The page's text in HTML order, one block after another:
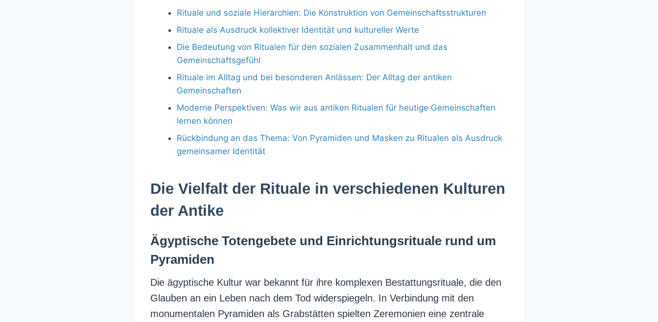
Rituale und soziale Hierarchien: Die Konstruktion von Gemeinschaftsstrukturen
Rituale als Ausdruck kollektiver Identität und kultureller Werte
Die Bedeutung von Ritualen für den sozialen Zusammenhalt und das
Gemeinschaftsgefühl
Rituale im Alltag und bei besonderen Anlässen: Der Alltag der antiken
Gemeinschaften
Moderne Perspektiven: Was wir aus antiken Ritualen für heutige Gemeinschaften
lernen können
Rückbindung an das Thema: Von Pyramiden und Masken zu Ritualen als Ausdruck
gemeinsamer Identität
Die Vielfalt der Rituale in verschiedenen Kulturen
der Antike
Ägyptische Totengebete und Einrichtungsrituale rund um
Pyramiden
Die ägyptische Kultur war bekannt für ihre komplexen Bestattungsrituale, die den
Glauben an ein Leben nach dem Tod widerspiegeln. In Verbindung mit den
monumentalen Pyramiden als Grabstätten spielten Zeremonien eine zentrale